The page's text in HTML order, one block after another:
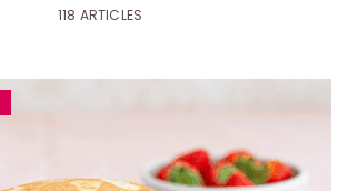
118 ARTICLES